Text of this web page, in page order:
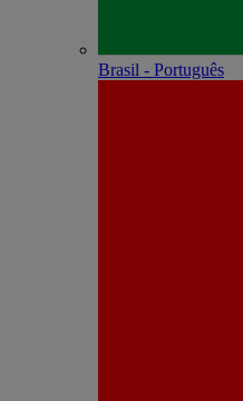
Brasil - Português